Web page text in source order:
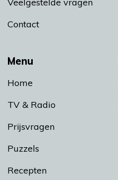
Menu
Home
TV & Radio
Prijsvragen
Puzzels
Recepten
Contact